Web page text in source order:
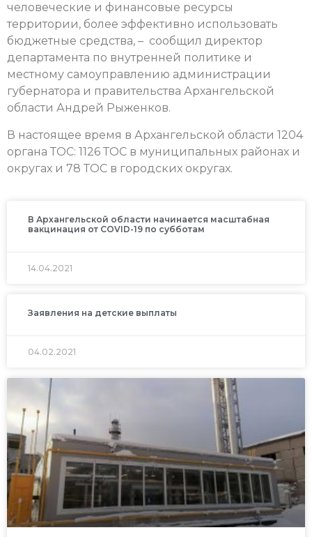
человеческие и финансовые ресурсы
территории, более эффективно использовать
бюджетные средства, – сообщил директор
департамента по внутренней политике и
местному самоуправлению администрации
губернатора и правительства Архангельской
области Андрей Рыженков.
В настоящее время в Архангельской области 1204
органа ТОС: 1126 ТОС в муниципальных районах и
округах и 78 ТОС в городских округах.
В Архангельской области начинается масштабная
вакцинация от COVID-19 по субботам
14.04.2021
Заявления на детские выплаты
04.02.2021